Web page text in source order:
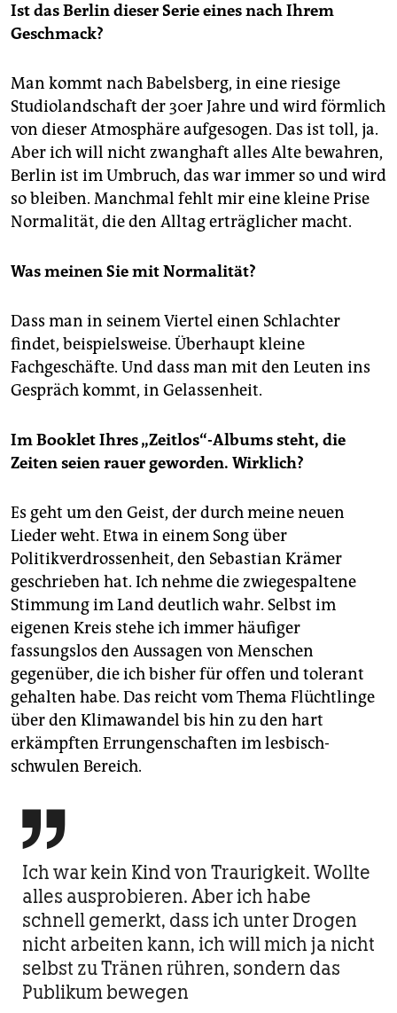
Ist das Berlin dieser Serie eines nach Ihrem
Geschmack?
Man kommt nach Babelsberg, in eine riesige
Studiolandschaft der 30er Jahre und wird förmlich
von dieser Atmosphäre aufgesogen. Das ist toll, ja.
Aber ich will nicht zwanghaft alles Alte bewahren,
Berlin ist im Umbruch, das war immer so und wird
so bleiben. Manchmal fehlt mir eine kleine Prise
Normalität, die den Alltag erträglicher macht.
Was meinen Sie mit Normalität?
Dass man in seinem Viertel einen Schlachter
findet, beispielsweise. Überhaupt kleine
Fachgeschäfte. Und dass man mit den Leuten ins
Gespräch kommt, in Gelassenheit.
Im Booklet Ihres „Zeitlos“-Albums steht, die
Zeiten seien rauer geworden. Wirklich?
Es geht um den Geist, der durch meine neuen
Lieder weht. Etwa in einem Song über
Politikverdrossenheit, den Sebastian Krämer
geschrieben hat. Ich nehme die zwiegespaltene
Stimmung im Land deutlich wahr. Selbst im
eigenen Kreis stehe ich immer häufiger
fassungslos den Aussagen von Menschen
gegenüber, die ich bisher für offen und tolerant
gehalten habe. Das reicht vom Thema Flüchtlinge
über den Klimawandel bis hin zu den hart
erkämpften Errungenschaften im lesbisch-
schwulen Bereich.

Ich war kein Kind von Traurigkeit. Wollte
alles aus­probieren. Aber ich habe
schnell gemerkt, dass ich unter Drogen
nicht arbeiten kann, ich will mich ja nicht
selbst zu Tränen rühren, sondern das
Publikum bewegen